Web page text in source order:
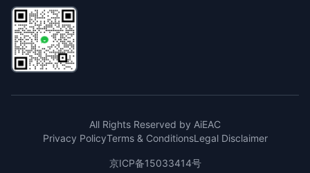
All Rights Reserved by AiEAC
Privacy PolicyTerms & ConditionsLegal Disclaimer
京ICP备15033414号